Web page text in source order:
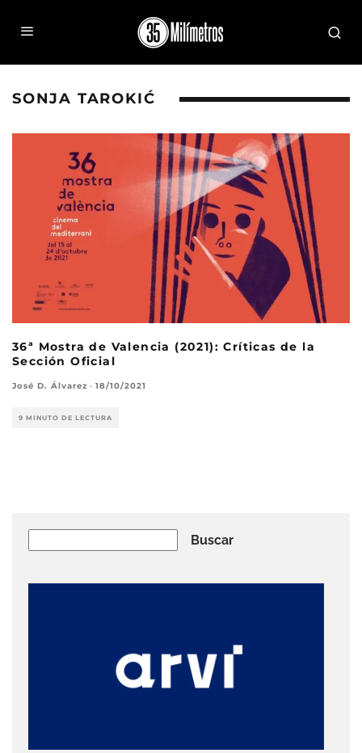
SONJA TAROKIĆ
36ª Mostra de Valencia (2021): Críticas de la
Sección Oficial
José D. Álvarez · 18/10/2021
9 MINUTO DE LECTURA
Buscar